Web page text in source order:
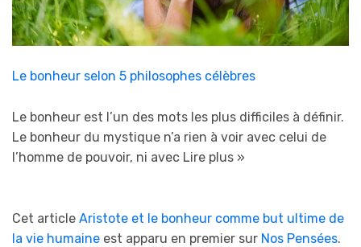
Le bonheur selon 5 philosophes célèbres
Le bonheur est l’un des mots les plus difficiles à définir.
Le bonheur du mystique n’a rien à voir avec celui de
l’homme de pouvoir, ni avec Lire plus »
Cet article Aristote et le bonheur comme but ultime de
la vie humaine est apparu en premier sur Nos Pensées.